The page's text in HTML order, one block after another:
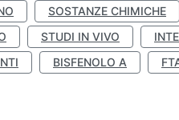
SOSTANZE CHIMICHE
STUDI IN VIVO
BISFENOLO A